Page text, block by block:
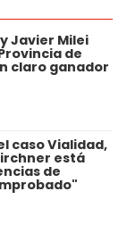
Javier Milei
de
claro ganador
caso Vialidad,
está
de